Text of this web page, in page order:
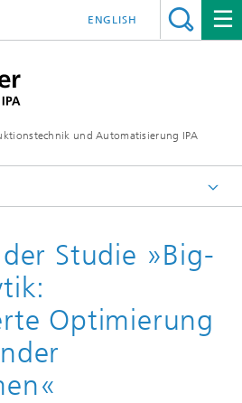
und Automatisierung IPA
ENGLISH
Studie »Big-
Optimierung